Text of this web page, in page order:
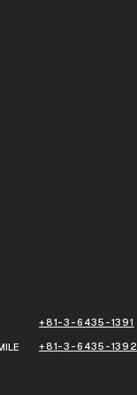
+81-3-6435-1391
+81-3-6435-1392